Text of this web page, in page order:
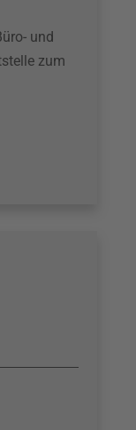
und
zum